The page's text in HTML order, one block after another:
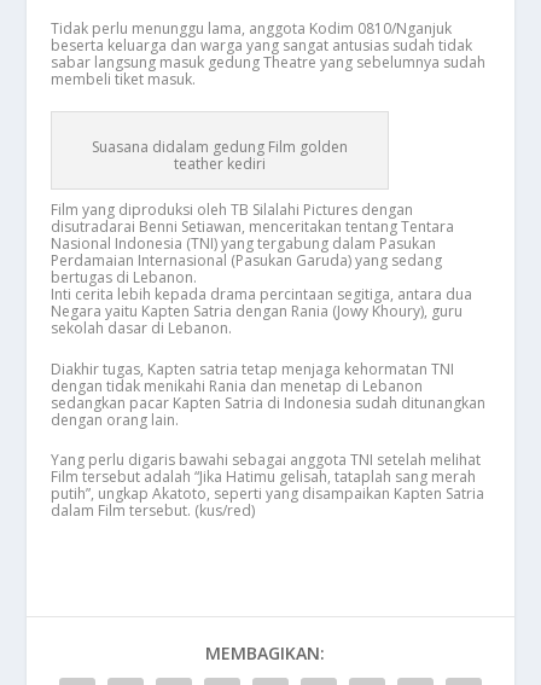
Tidak perlu menunggu lama, anggota Kodim 0810/Nganjuk
beserta keluarga dan warga yang sangat antusias sudah tidak
sabar langsung masuk gedung Theatre yang sebelumnya sudah
membeli tiket masuk.
Suasana didalam gedung Film golden
teather kediri
Film yang diproduksi oleh TB Silalahi Pictures dengan
disutradarai Benni Setiawan, menceritakan tentang Tentara
Nasional Indonesia (TNI) yang tergabung dalam Pasukan
Perdamaian Internasional (Pasukan Garuda) yang sedang
bertugas di Lebanon.
Inti cerita lebih kepada drama percintaan segitiga, antara dua
Negara yaitu Kapten Satria dengan Rania (Jowy Khoury), guru
sekolah dasar di Lebanon.
Diakhir tugas, Kapten satria tetap menjaga kehormatan TNI
dengan tidak menikahi Rania dan menetap di Lebanon
sedangkan pacar Kapten Satria di Indonesia sudah ditunangkan
dengan orang lain.
Yang perlu digaris bawahi sebagai anggota TNI setelah melihat
Film tersebut adalah “Jika Hatimu gelisah, tataplah sang merah
putih”, ungkap Akatoto, seperti yang disampaikan Kapten Satria
dalam Film tersebut. (kus/red)
MEMBAGIKAN: